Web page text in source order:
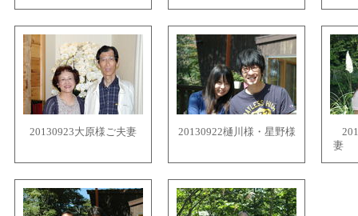
20130923大原様ご夫妻 20130922樋川様・星野様
妻